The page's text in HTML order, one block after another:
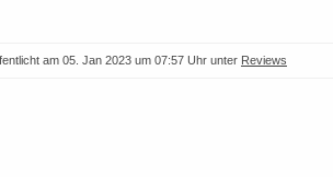
am 05. Jan 2023 um 07:57 Uhr unter Reviews